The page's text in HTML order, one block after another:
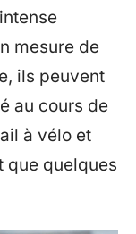
mesure de
ils peuvent
au cours de
à vélo et
que quelques